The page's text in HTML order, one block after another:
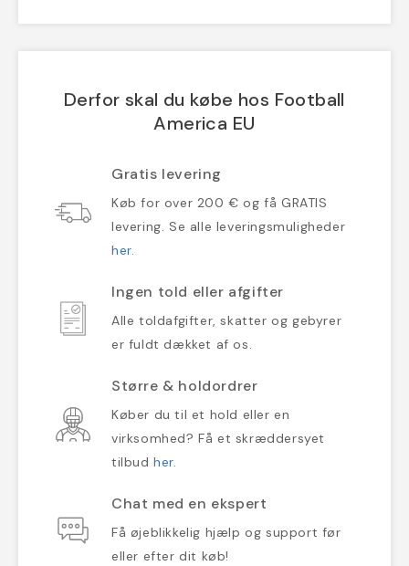
Derfor skal du købe hos Football
America EU
Gratis levering
Køb for over 200 € og få GRATIS
levering. Se alle leveringsmuligheder
her.
Ingen told eller afgifter
Alle toldafgifter, skatter og gebyrer
er fuldt dækket af os.
Større & holdordrer
Køber du til et hold eller en
virksomhed? Få et skræddersyet
tilbudher.
Chat med en ekspert
Få øjeblikkelig hjælp og support før
eller efter dit køb!